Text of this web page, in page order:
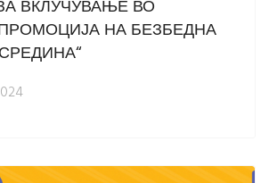
ВКЛУЧУВАЊЕ ВО
НА БЕЗБЕДНА